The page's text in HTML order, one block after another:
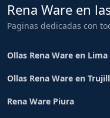
Rena Ware en
Paginas dedicadas con
Ollas Rena Ware en Lima
Ollas Rena Ware en
Rena Ware Piura